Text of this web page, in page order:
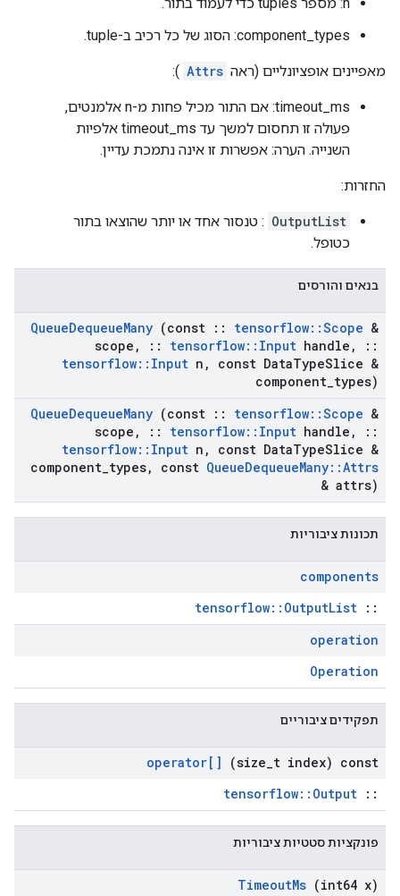
component_types: הסוג של כל רכיב ב-tuple.
מאפיינים אופציונליים (ראה Attrs
):
timeout_ms: אם התור מכיל פחות מ-n אלמנטים,
פעולה זו תחסום למשך עד timeout_ms אלפיות
השנייה. הערה: אפשרות זו אינה נתמכת עדיין.
החזרות:
OutputList : טנסור אחד או יותר שהוצאו בתור
כטופל.
בנאים והורסים
QueueDequeueMany (const :: tensorflow::Scope &
scope , :: tensorflow:: Input handle ,
::
tensorflow:: Input n , const DataTypeSlice &
component types)
QueueDequeueMany (const :: tensorflow::Scope &
scope , :: tensorflow:: Input handle ,
::
tensorflow:: Input n , const DataTypeSlice &
component types, const QueueDequeueMany::Attrs
& attrs)
תכונות ציבוריות
components
::
tensorflow::OutputList
operation
Operation
תפקידים ציבוריים
operator[] (size t index) const
::
tensorflow::Output
פונקציות סטטיות ציבוריות
TimeoutMs (int64 x)